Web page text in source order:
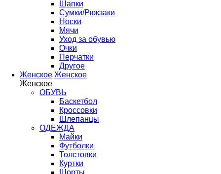
Шапки
Сумки/Рюкзаки
Носки
Мячи
Уход за обувью
Очки
Перчатки
Другое
Женское Женское
Женское
ОБУВЬ
Баскетбол
Кроссовки
Шлепанцы
ОДЕЖДА
Майки
Футболки
Толстовки
Куртки
Шорты